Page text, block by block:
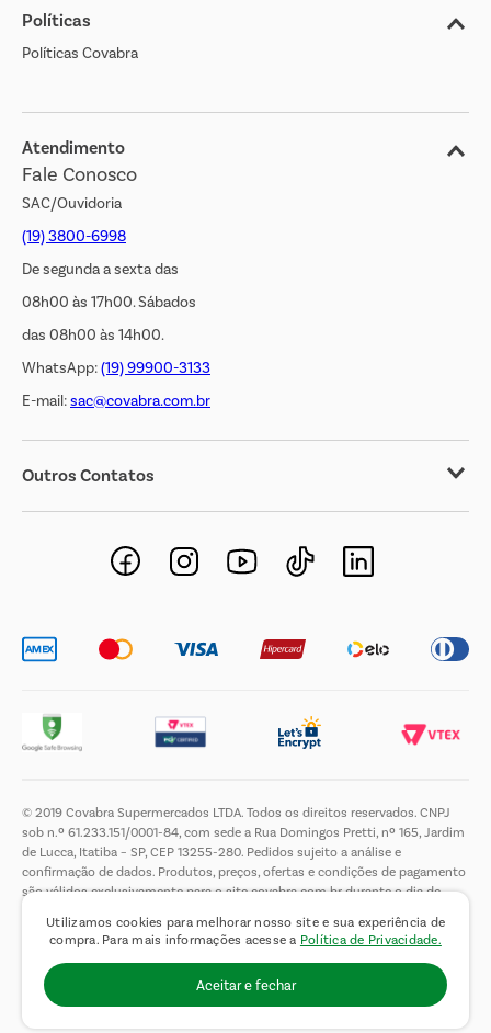
Utilizamos cookies para melhorar nosso site e sua experiência de
compra. Para mais informações acesse a Política de Privacidade.
Aceitar e fechar
Nossas Lojas
Cliente Bem Estar
Jornal de Ofertas
Transparência Salarial
Políticas
Políticas Covabra
Atendimento
Fale Conosco
SAC/Ouvidoria
(19) 3800-6998
De segunda a sexta das
08h00 às 17h00. Sábados
das 08h00 às 14h00.
WhatsApp:(19) 99900-3133
E-mail:sac@covabra.com.br
Outros Contatos
Negócios Imobiliários
Novos Fornecedores
© 2019 Covabra Supermercados LTDA. Todos os direitos reservados. CNPJ
sob n.º 61.233.151/0001-84, com sede a Rua Domingos Pretti, nº 165, Jardim
de Lucca, Itatiba – SP, CEP 13255-280. Pedidos sujeito a análise e
confirmação de dados. Produtos, preços, ofertas e condições de pagamento
são válidos exclusivamente para o site covabra.com.br durante o dia de
de limitar a quantidade máxima de produtos por compra por cliente. Não
vendemos no atacado. Fotos meramente ilustrativas.É proibida a venda e a
entrega de bebidas alcoólicas a menores de 18 (dezoito) anos, conforme Lei
n.° 8069/90, art. 81, inciso II (Estatuto da Criança e do Adolescente).